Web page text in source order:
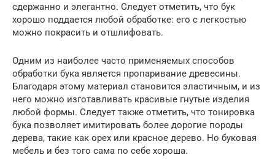
сдержанно и элегантно. Следует отметить, что бук
хорошо поддается любой обработке: его с легкостью
можно покрасить и отшлифовать.
Одним из наиболее часто применяемых способов
обработки бука является пропаривание древесины.
Благодаря этому материал становится эластичным, и из
него можно изготавливать красивые гнутые изделия
любой формы. Следует также отметить, что тонировка
бука позволяет имитировать более дорогие породы
дерева, такие как орех или красное дерево. Но буковая
мебель и без того сама по себе хороша.